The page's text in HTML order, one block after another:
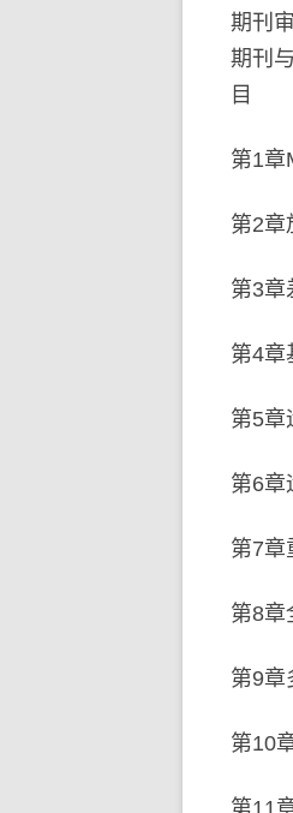
期刊
期刊
目
第1章
第2章
第3章
第4章
第5章
第6章
第7章
第8章
第9章
第10
第11